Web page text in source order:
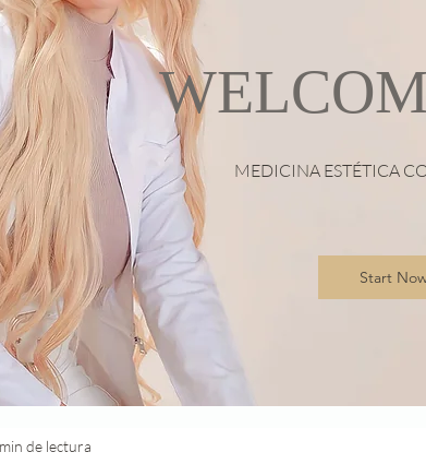
MEDICINA ESTÉTICA
Start
de lectura